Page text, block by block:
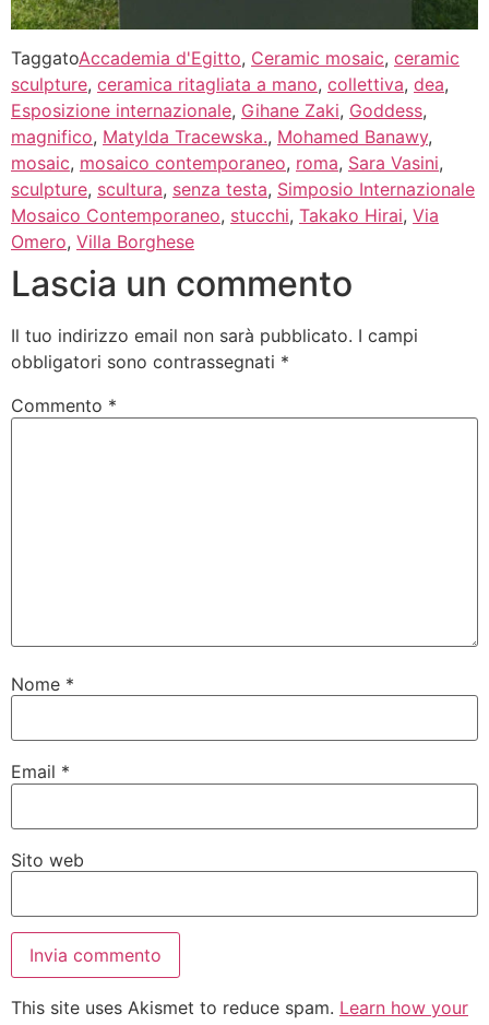
TaggatoAccademia d'Egitto, Ceramic mosaic, ceramic
sculpture, ceramica ritagliata a mano, collettiva, dea,
Esposizione internazionale, Gihane Zaki, Goddess,
magnifico, Matylda Tracewska., Mohamed Banawy,
mosaic, mosaico contemporaneo, roma, Sara Vasini,
sculpture, scultura, senza testa, Simposio Internazionale
Mosaico Contemporaneo, stucchi, Takako Hirai, Via
Omero, Villa Borghese
Lascia un commento
Il tuo indirizzo email non sarà pubblicato. I campi
obbligatori sono contrassegnati *
Commento *
Nome *
Email *
Sito web
This site uses Akismet to reduce spam. Learn how your